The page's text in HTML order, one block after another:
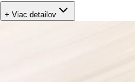
+ Viac detailov